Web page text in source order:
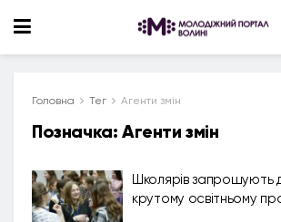
Головна Тег Агенти змін
Позначка: Агенти змін
Школярів запрошують
крутому освітньому